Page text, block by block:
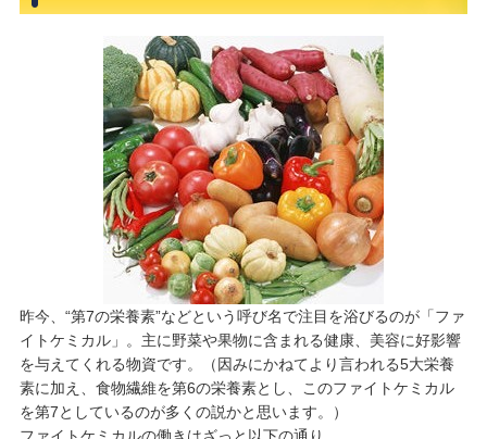
昨今、“第7の栄養素”などという呼び名で注目を浴びるのが「ファ
イトケミカル」。主に野菜や果物に含まれる健康、美容に好影響
を与えてくれる物資です。（因みにかねてより言われる5大栄養
素に加え、食物繊維を第6の栄養素とし、このファイトケミカル
を第7としているのが多くの説かと思います。）
ファイトケミカルの働きはざっと以下の通り…